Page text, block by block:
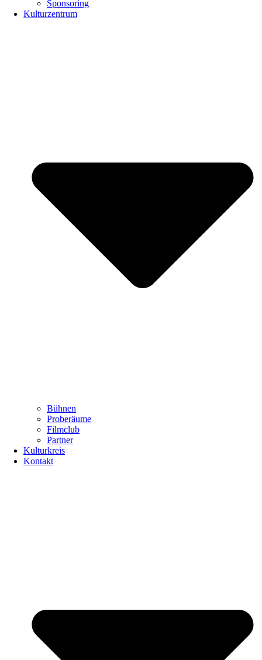
Sponsoring
Kulturzentrum
Bühnen
Proberäume
Filmclub
Partner
Kulturkreis
Kontakt